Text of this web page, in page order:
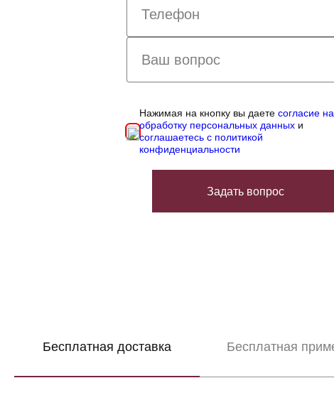
Нажимая на кнопку вы даетесогласие на
обработку персональных данных и
соглашаетесь с политикой
конфиденциальности
Задать вопрос
Бесплатная доставка Бесплатная